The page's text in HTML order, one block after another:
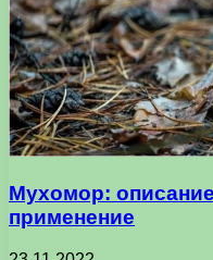
Мухомор:
применение